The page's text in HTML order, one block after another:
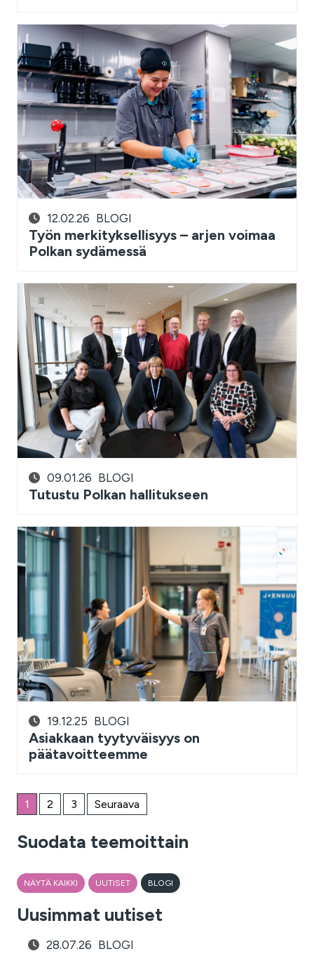
12.02.26 BLOGI
Työn merkityksellisyys – arjen voimaa
Polkan sydämessä
09.01.26 BLOGI
Tutustu Polkan hallitukseen
19.12.25 BLOGI
Asiakkaan tyytyväisyys on
päätavoitteemme
1 2 3 Seuraava
Suodata teemoittain
NÄYTÄ KAIKKI UUTISET BLOGI
Uusimmat uutiset
28.07.26 BLOGI